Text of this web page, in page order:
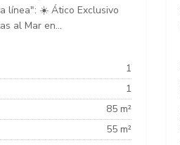
línea": ☀️ Ático Exclusivo
al Mar en...
1
1
85 m²
55 m²